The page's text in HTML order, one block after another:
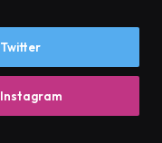
Twitter
Instagram